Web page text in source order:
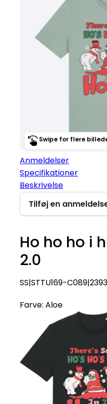
Swipe for flere
Anmeldelser
Specifikationer
Beskrivelse
Tilføj en
Ho ho ho i
2.0
SS|STTU169-
Farve: Aloe